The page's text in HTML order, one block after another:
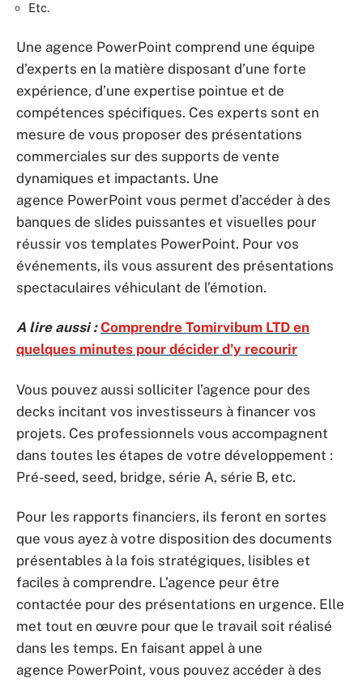
Etc.
Une agence PowerPoint comprend une équipe
d’experts en la matière disposant d’une forte
expérience, d’une expertise pointue et de
compétences spécifiques. Ces experts sont en
mesure de vous proposer des présentations
commerciales sur des supports de vente
dynamiques et impactants. Une
agence PowerPoint vous permet d’accéder à des
banques de slides puissantes et visuelles pour
réussir vos templates PowerPoint. Pour vos
événements, ils vous assurent des présentations
spectaculaires véhiculant de l’émotion.
A lire aussi : Comprendre Tomirvibum LTD en
quelques minutes pour décider d'y recourir
Vous pouvez aussi solliciter l’agence pour des
decks incitant vos investisseurs à financer vos
projets. Ces professionnels vous accompagnent
dans toutes les étapes de votre développement :
Pré-seed, seed, bridge, série A, série B, etc.
Pour les rapports financiers, ils feront en sortes
que vous ayez à votre disposition des documents
présentables à la fois stratégiques, lisibles et
faciles à comprendre. L’agence peur être
contactée pour des présentations en urgence. Elle
met tout en œuvre pour que le travail soit réalisé
dans les temps. En faisant appel à une
agence PowerPoint, vous pouvez accéder à des